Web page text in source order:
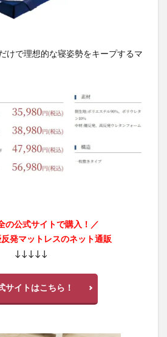
けで理想的な寝姿勢をキープするマ
の公式サイトで購入！／
発マットレスのネット通販
↓↓↓↓↓
サイトはこちら！